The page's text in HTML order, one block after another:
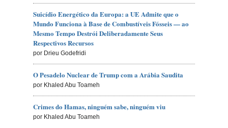
Suicídio Energético da Europa: a UE Admite que o
Mundo Funciona à Base de Combustíveis Fósseis — ao
Mesmo Tempo Destrói Deliberadamente Seus
Respectivos Recursos
por Drieu Godefridi
O Pesadelo Nuclear de Trump com a Arábia Saudita
por Khaled Abu Toameh
Crimes do Hamas, ninguém sabe, ninguém viu
por Khaled Abu Toameh